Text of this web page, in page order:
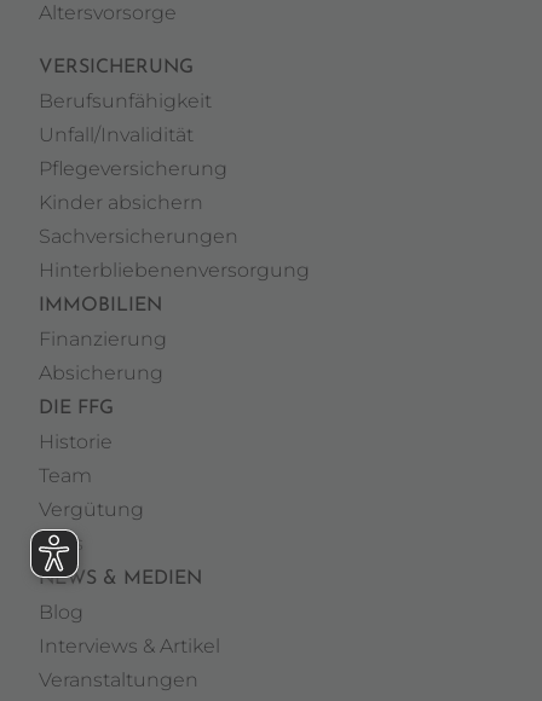
Altersvorsorge
VERSICHERUNG
Berufsunfähigkeit
Unfall/Invalidität
Pflegeversicherung
Kinder absichern
Sachversicherungen
Hinterbliebenenversorgung
IMMOBILIEN
Finanzierung
Absicherung
DIE FFG
Historie
Team
Vergütung
Jobs
NEWS & MEDIEN
Blog
Interviews & Artikel
Veranstaltungen